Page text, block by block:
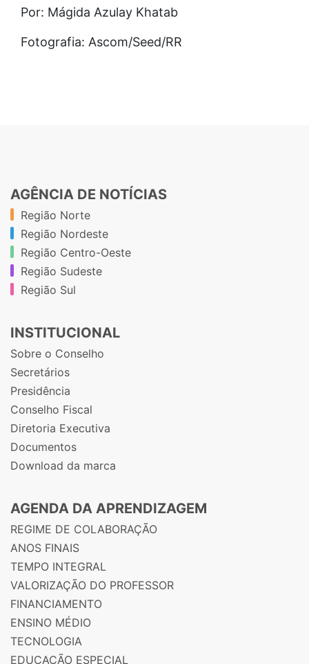
Por: Mágida Azulay Khatab
Fotografia: Ascom/Seed/RR
AGÊNCIA DE NOTÍCIAS
Região Norte
Região Nordeste
Região Centro-Oeste
Região Sudeste
Região Sul
INSTITUCIONAL
Sobre o Conselho
Secretários
Presidência
Conselho Fiscal
Diretoria Executiva
Documentos
Download da marca
AGENDA DA APRENDIZAGEM
REGIME DE COLABORAÇÃO
ANOS FINAIS
TEMPO INTEGRAL
VALORIZAÇÃO DO PROFESSOR
FINANCIAMENTO
ENSINO MÉDIO
TECNOLOGIA
EDUCAÇÃO ESPECIAL